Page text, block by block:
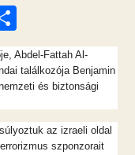
ss
za
m
e
g
Abdel-Fattah Al-
találkozója Benjamin
és biztonsági
az izraeli oldal
szponzorait